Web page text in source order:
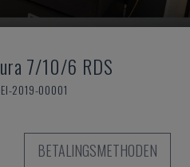
7/10/6 RDS
2019-00001
BETALINGSMETHODEN